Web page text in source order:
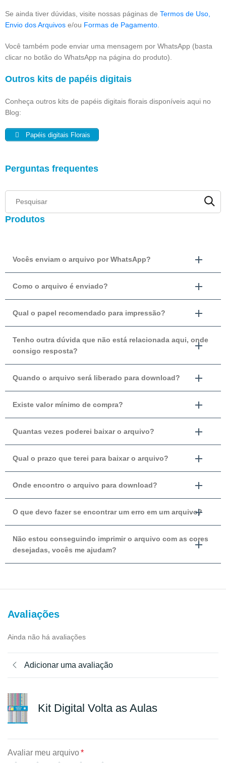
Se ainda tiver dúvidas, visite nossas páginas de Termos de Uso,
Envio dos Arquivos e/ou Formas de Pagamento.
Você também pode enviar uma mensagem por WhatsApp (basta
clicar no botão do WhatsApp na página do produto).
Outros kits de papéis digitais
Conheça outros kits de papéis digitais florais disponíveis aqui no
Blog:
Papéis digitais Florais
Perguntas frequentes
Produtos
Vocês enviam o arquivo por WhatsApp?
Como o arquivo é enviado?
Qual o papel recomendado para impressão?
Tenho outra dúvida que não está relacionada aqui, onde
consigo resposta?
Quando o arquivo será liberado para download?
Existe valor mínimo de compra?
Quantas vezes poderei baixar o arquivo?
Qual o prazo que terei para baixar o arquivo?
Onde encontro o arquivo para download?
O que devo fazer se encontrar um erro em um arquivo?
Não estou conseguindo imprimir o arquivo com as cores
desejadas, vocês me ajudam?
Avaliações
Ainda não há avaliações
Adicionar uma avaliação
Kit Digital Volta as Aulas
Avaliar meu arquivo*